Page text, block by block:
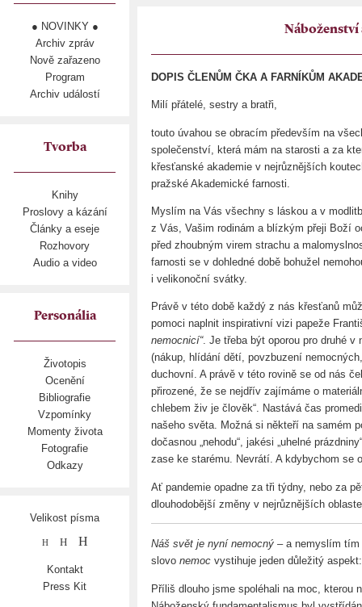
● NOVINKY ●
Archiv zpráv
Nově zařazeno
Program
Archiv událostí
Tvorba
Knihy
Proslovy a kázání
Články a eseje
Rozhovory
Audio a video
Personália
Životopis
Ocenění
Bibliografie
Vzpomínky
Momenty života
Fotografie
Odkazy
Velikost písma
H H H
Kontakt
Press Kit
Náboženství
DOPIS ČLENŮM ČKA A FARNÍKŮM
Milí přátelé, sestry a bratři,
touto úvahou se obracím především na
společenství, která mám na starosti a za
křesťanské akademie v nejrůznějších
pražské Akademické farnosti.
Myslím na Vás všechny s láskou a v
z Vás, Vašim rodinám a blízkým přeji Boží
před zhoubným virem strachu a
farnosti se v dohledné době bohužel
i velikonoční svátky.
Právě v této době každý z nás křesťanů
pomoci naplnit inspirativní vizi papeže
nemocnicí“. Je třeba být oporou pro druhé
(nákup, hlídání dětí, povzbuzení
duchovní. A právě v této rovině se od nás
přirozené, že se nejdřív zajímáme o
chlebem živ je člověk“. Nastává čas
našeho světa. Možná si někteří na samém
dočasnou „nehodu“, jakési „uhelné
zase ke starému. Nevrátí. A kdybychom se
Ať pandemie opadne za tři týdny, nebo za
dlouhodobější změny v nejrůznějších
Náš svět je nyní nemocný – a nemyslím tím
slovo nemoc vystihuje jeden důležitý
Příliš dlouho jsme spoléhali na moc, kterou